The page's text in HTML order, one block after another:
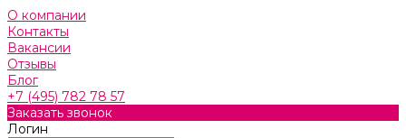
О компании
Контакты
Вакансии
Отзывы
Блог
+7 (495) 782 78 57
Заказать звонок
Логин